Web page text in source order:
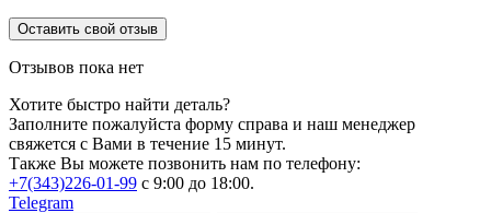
Оставить свой отзыв
Отзывов пока нет
Хотите быстро найти деталь?
Заполните пожалуйста форму справа и наш менеджер
свяжется с Вами в течение 15 минут.
Также Вы можете позвонить нам по телефону:
+7(343)226-01-99 с 9:00 до 18:00.
Telegram